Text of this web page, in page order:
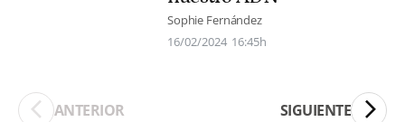
Sophie Fernández
16/02/2024 16:45h
ANTERIOR SIGUIENTE